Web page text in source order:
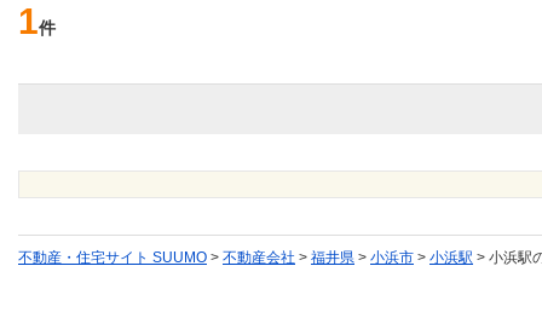
1件
不動産・住宅サイト SUUMO > 不動産会社 > 福井県 > 小浜市 > 小浜駅 > 小浜駅